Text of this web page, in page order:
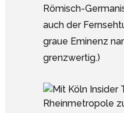
Römisch-
auch der
graue Eminenz
grenzwertig.)